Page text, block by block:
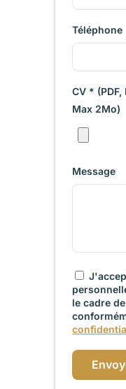
Téléphone
CV * (PDF,
Max 2Mo)
Message
le cadre